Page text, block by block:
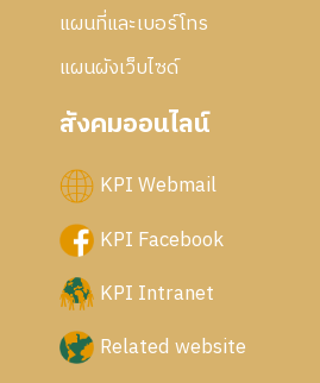
แผนที่และเบอร์โทร
แผนผังเว็บไซด์
สังคมออนไลน์
KPI Webmail
KPI Facebook
KPI Intranet
Related website